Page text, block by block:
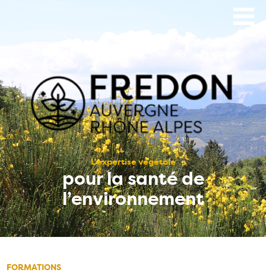
L’expertise végétale
pour la santé de
l’environnement
FORMATIONS